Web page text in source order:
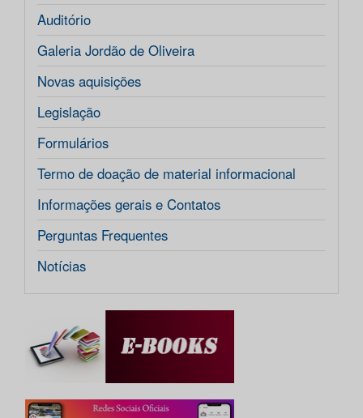
Auditório
Galeria Jordão de Oliveira
Novas aquisições
Legislação
Formulários
Termo de doação de material informacional
Informações gerais e Contatos
Perguntas Frequentes
Notícias